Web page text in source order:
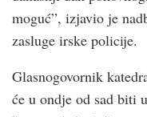
moguć”, izjavio je
zasluge irske policije.
Glasnogovornik
će u ondje od sad biti